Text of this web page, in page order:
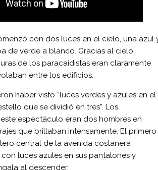
con dos luces en el cielo, una azul
de verde a blanco. Gracias al cielo
de los paracaidistas eran claramente
entre los edificios.
haber visto “luces verdes y azules en el
que se dividió en tres”. Los
espectáculo eran dos hombres en
que brillaban intensamente. El primero
central de la avenida costanera
luces azules en sus pantalones y
al descender.